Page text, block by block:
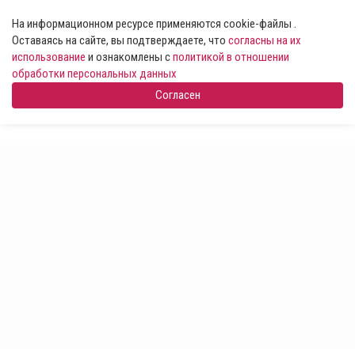
На информационном ресурсе применяются cookie-файлы .
Оставаясь на сайте, вы подтверждаете, что согласны на их
использование и ознакомлены сполитикой в отношении
обработки персональных данных
Согласен